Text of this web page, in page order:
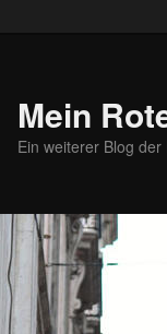
Mein
Ein weiterer Blog